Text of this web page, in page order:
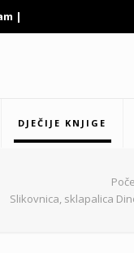
|
DJEČIJE KNJIGE
Slikovnica, sklapalica